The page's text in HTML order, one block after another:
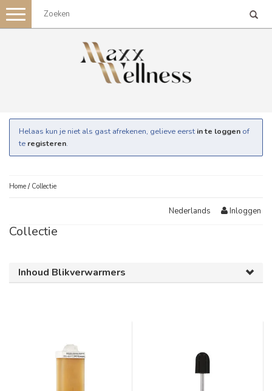
Toggle
navigation
Helaas kun je niet als gast afrekenen, gelieve eerst in te loggen of
te registeren.
Home / Collectie
Nederlands Inloggen
Collectie
Inhoud Blikverwarmers